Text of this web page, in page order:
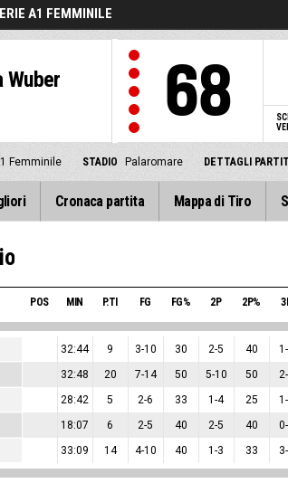
A1 FEMMINILE
Wuber
68
Femminile STADIO Palaromare DETTAGLI
Cronaca partita Mappa di Tiro
POS MIN P.TI FG FG% 2P 2P%
32:44 9 3-10 30 2-5 40 1-
32:48 20 7-14 50 5-10 50 2-
28:42 5 2-6 33 1-4 25 1-
18:07 6 2-5 40 2-5 40 0-
33:09 14 4-10 40 1-3 33 3-